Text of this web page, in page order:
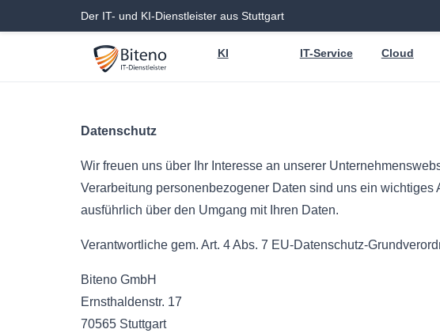
Der IT- und KI-Dienstleister aus Stuttgart
KI IT-Service Cloud
Datenschutz
Wir freuen uns über Ihr Interesse an unserer
Verarbeitung personenbezogener Daten sind uns ein
ausführlich über den Umgang mit Ihren Daten.
Verantwortliche gem. Art. 4 Abs. 7 EU-Datenschutz-
Biteno GmbH
Ernsthaldenstr. 17
70565 Stuttgart